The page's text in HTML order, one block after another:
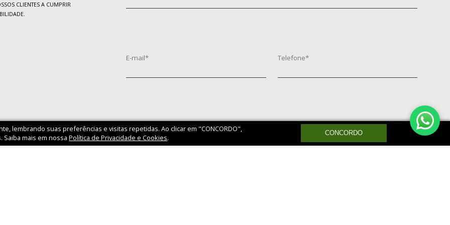
CLIENTES A CUMPRIR
lembrando suas preferências e visitas repetidas. Ao clicar em "CONCORDO",
Saiba mais em nossaPolítica de Privacidade e Cookies.
CONCORDO